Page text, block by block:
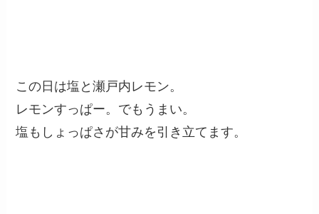
この日は塩と瀬戸内レモン。
レモンすっぱー。でもうまい。
塩もしょっぱさが甘みを引き立てます。